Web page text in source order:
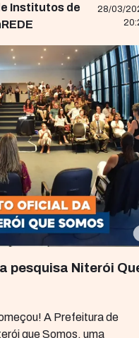
Institutos de
28/03/
pesquisa Niterói
A Prefeitura de
que Somos, uma